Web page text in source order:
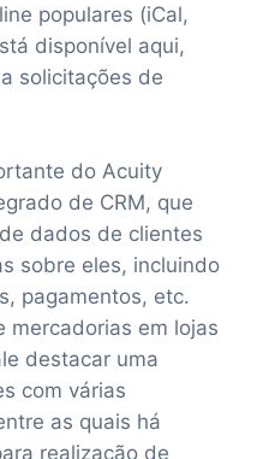
populares (iCal,
disponível aqui,
solicitações de
do Acuity
de CRM, que
dados de clientes
sobre eles, incluindo
pagamentos, etc.
mercadorias em lojas
destacar uma
com várias
as quais há
realização de